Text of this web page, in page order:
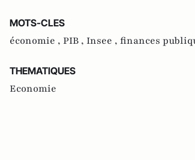
MOTS-CLES
économie , PIB , Insee , finances
THEMATIQUES
Economie